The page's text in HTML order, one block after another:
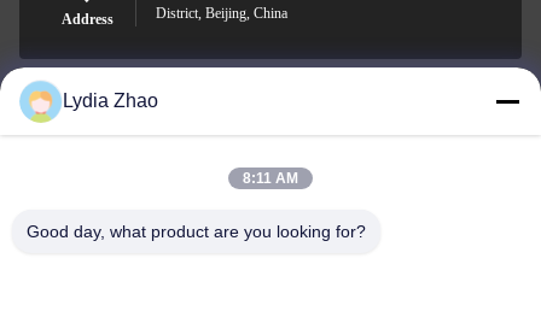
Address
District, Beijing, China
jesingd@vip.sina.com
Lydia Zhao
8:11 AM
Good day, what product are you looking for?